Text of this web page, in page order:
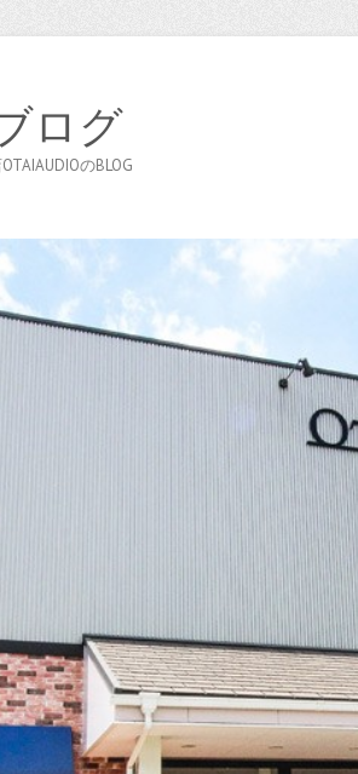
ログ
のBLOG